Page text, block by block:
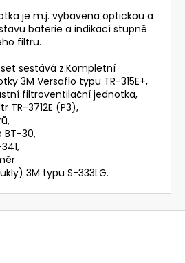
je m.j. vybavena optickou a
baterie a indikací stupně
filtru.
sestává z:Kompletní
3M Versaflo typu TR-315E+,
filtroventilační jednotka,
TR-3712E (P3),
BT-30,
3M typu S-333LG.